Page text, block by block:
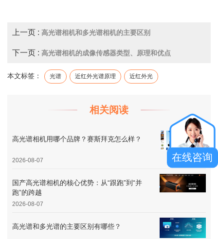
上一页 : 高光谱相机和多光谱相机的主要区别
下一页 : 高光谱相机的成像传感器类型、原理和优点
本文标签： 光谱 近红外光谱原理 近红外光
相关阅读
高光谱相机用哪个品牌？赛斯拜克怎么样？
2026-08-07
国产高光谱相机的核心优势：从“跟跑”到“并
跑”的跨越
2026-08-07
高光谱和多光谱的主要区别有哪些？
在线咨询